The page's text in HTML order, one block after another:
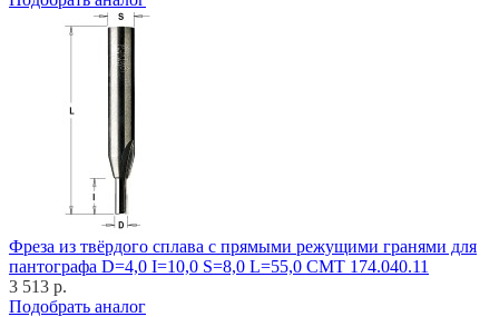
Фреза из твёрдого сплава с прямыми режущими гранями для
пантографа D=4,0 I=10,0 S=8,0 L=55,0 CMT 174.040.11
3 513 р.
Подобрать аналог